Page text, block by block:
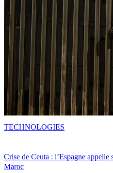
Crise de Ceuta : l’Espagne appelle
Maroc
TECHNOLOGIES